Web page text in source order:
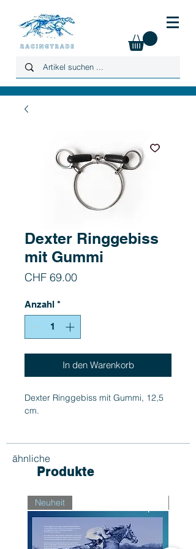
Dexter Ringgebiss
mit Gummi
CHF 69.00Preis
Anzahl *
In den Warenkorb
Dexter Ringgebiss mit Gummi, 12,5
cm.
ähnliche
Produkte
Neuheit